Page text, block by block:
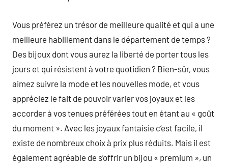
Vous préférez un trésor de meilleure qualité et qui a une
meilleure habillement dans le département de temps ?
Des bijoux dont vous aurez la liberté de porter tous les
jours et qui résistent à votre quotidien ? Bien-sûr, vous
aimez suivre la mode et les nouvelles mode, et vous
appréciez le fait de pouvoir varier vos joyaux et les
accorder à vos tenues préférées tout en étant au « goût
du moment ». Avec les joyaux fantaisie c’est facile, il
existe de nombreux choix à prix plus réduits. Mais il est
également agréable de s’offrir un bijou « premium », un